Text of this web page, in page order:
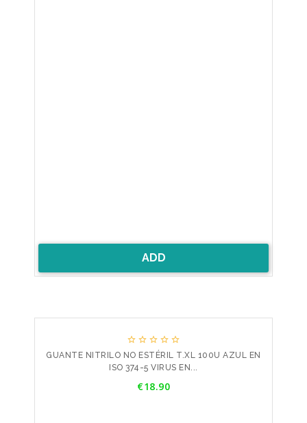
ADD
    
GUANTE NITRILO NO ESTÉRIL T.XL 100U AZUL EN
ISO 374-5 VIRUS EN...
€18.90